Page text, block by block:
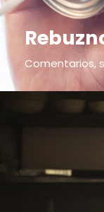
Comentarios,